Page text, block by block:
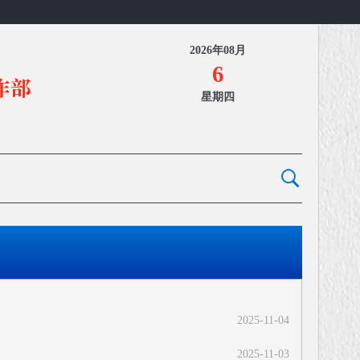
2026年08月
6
星期四
2025-11-04
2025-11-03